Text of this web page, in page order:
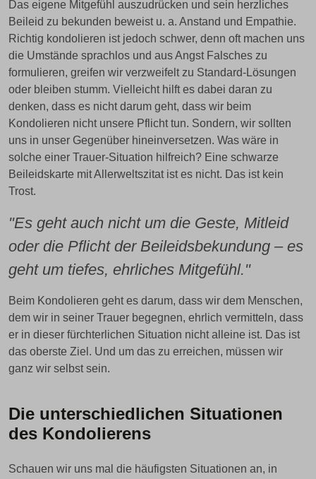
Das eigene Mitgefühl auszudrücken und sein herzliches
Beileid zu bekunden beweist u. a. Anstand und Empathie.
Richtig kondolieren ist jedoch schwer, denn oft machen uns
die Umstände sprachlos und aus Angst Falsches zu
formulieren, greifen wir verzweifelt zu Standard-Lösungen
oder bleiben stumm. Vielleicht hilft es dabei daran zu
denken, dass es nicht darum geht, dass wir beim
Kondolieren nicht unsere Pflicht tun. Sondern, wir sollten
uns in unser Gegenüber hineinversetzen. Was wäre in
solche einer Trauer-Situation hilfreich? Eine schwarze
Beileidskarte mit Allerweltszitat ist es nicht. Das ist kein
Trost.
"Es geht auch nicht um die Geste, Mitleid
oder die Pflicht der Beileidsbekundung – es
geht um tiefes, ehrliches Mitgefühl."
Beim Kondolieren geht es darum, dass wir dem Menschen,
dem wir in seiner Trauer begegnen, ehrlich vermitteln, dass
er in dieser fürchterlichen Situation nicht alleine ist. Das ist
das oberste Ziel. Und um das zu erreichen, müssen wir
ganz wir selbst sein.
Die unterschiedlichen Situationen
des Kondolierens
Schauen wir uns mal die häufigsten Situationen an, in